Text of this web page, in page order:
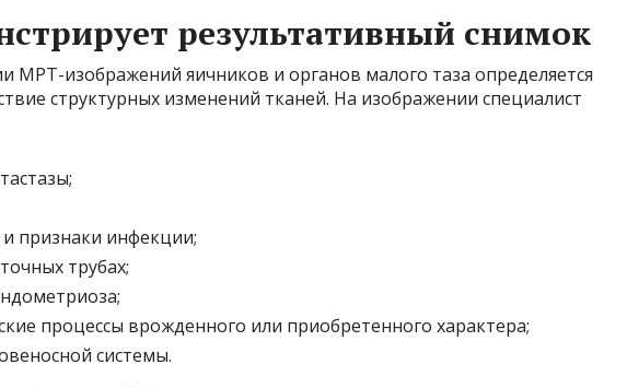
результативный снимок
МРТ-изображений яичников и органов малого таза определяется
структурных изменений тканей. На изображении специалист
признаки инфекции;
трубах;
процессы врожденного или приобретенного характера;
системы.